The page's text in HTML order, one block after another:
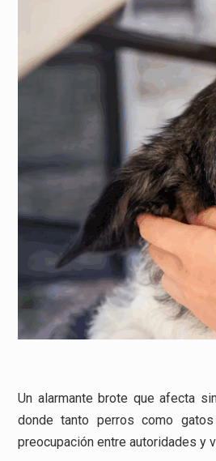
Un alarmante brote que afecta
donde tanto perros como
preocupación entre autoridades y